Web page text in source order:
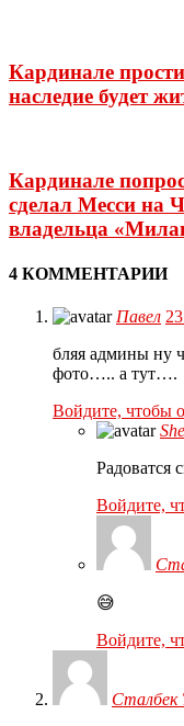
Кардинале
наследие будет
Кардинале
сделал Месси на
владельца
4 КОММЕНТАРИИ
Павел
бляя админы ну
фото….. а тут….
Войдите, чтобы
Радоватся
Войдите,
😅
Войдите,
Сталбек